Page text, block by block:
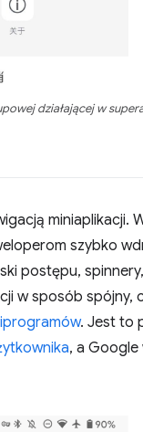
działającej w
miniaplikacji.
szybko
postępu,
w sposób spójny,
. Jest to
, a Google